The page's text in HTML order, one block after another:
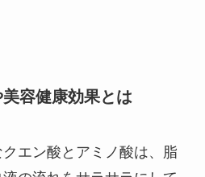
容健康効果とは
エン酸とアミノ酸は、脂